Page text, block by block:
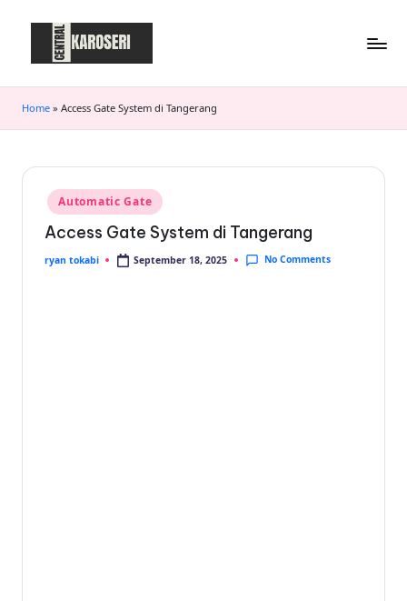
e
n
t
Home » Access Gate System di Tangerang
Posted
in
Automatic Gate
Access Gate System di Tangerang
Posted
ryan tokabi September 18, 2025 No Comments